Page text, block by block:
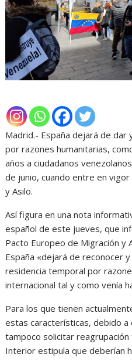
Madrid.- España dejará de
por razones humanitarias,
años a ciudadanos
de junio, cuando entre en
y Asilo.
Así figura en una nota
español de este jueves, que
Pacto Europeo de Migración y
España «dejará de reconocer
residencia temporal por
internacional tal y como venía
Para los que tienen
estas características, debido
tampoco solicitar
Interior estipula que deberían